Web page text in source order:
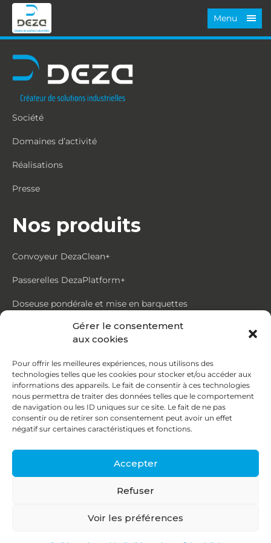
Gérer le consentement
aux cookies
Pour offrir les meilleures expériences, nous utilisons des
technologies telles que les cookies pour stocker et/ou accéder aux
informations des appareils. Le fait de consentir à ces technologies
nous permettra de traiter des données telles que le comportement
de navigation ou les ID uniques sur ce site. Le fait de ne pas
consentir ou de retirer son consentement peut avoir un effet
négatif sur certaines caractéristiques et fonctions.
Accepter
Refuser
Voir les préférences
Menu
Société
Domaines d’activité
Réalisations
Presse
Nos produits
Convoyeur DezaClean+
Passerelles DezaPlatform+
Doseuse pondérale et mise en barquettes
Trémie mouvante DezaMouv+
Contact
87, rue du Ruisseau
38070 St Quentin Fallavier
contact@deza.fr